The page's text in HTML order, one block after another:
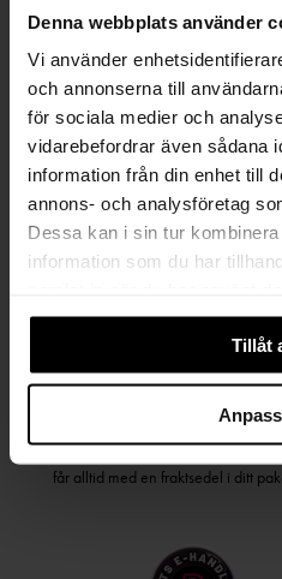
Denna webbplats använder
Vi använder
och annonserna till
för sociala medier och
vidarebefordrar även sådana
information från din enhet till
annons- och analysföretag
Dessa kan i sin tur
information som du har
Tillåt
SAMLA BONUS I
Håll dig
PRENUMERERA PÅ
Kvinna Man
Välj det betalsätt som passar dig med
får alltid med en fraktsedel i ditt